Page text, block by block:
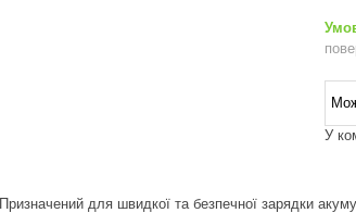
У
Призначений для швидкої та безпечної зарядки